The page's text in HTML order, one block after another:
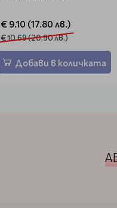
€ 9.10 (17.80 лв.)
€ 10.69 (20.90 лв.)
Добави в количката